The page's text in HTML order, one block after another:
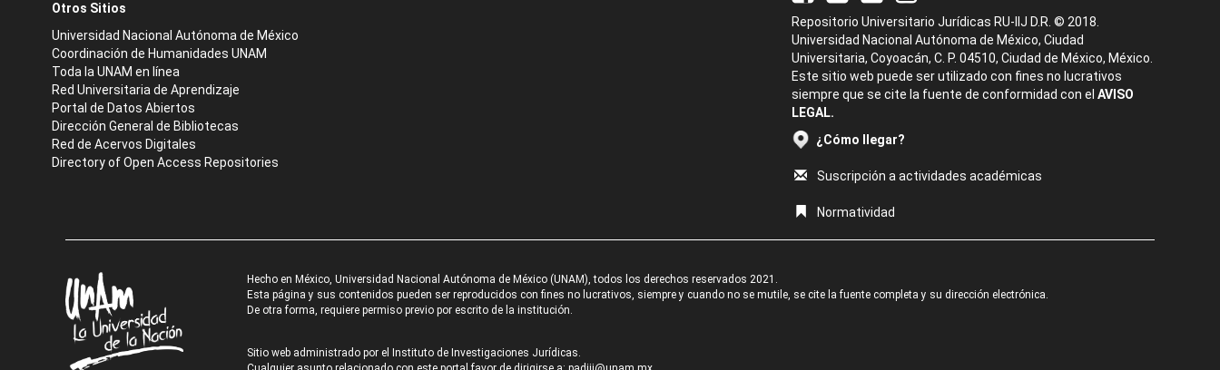
Otros Sitios
Universidad Nacional Autónoma de México
Coordinación de Humanidades UNAM
Toda la UNAM en línea
Red Universitaria de Aprendizaje
Portal de Datos Abiertos
Dirección General de Bibliotecas
Red de Acervos Digitales
Directory of Open Access Repositories
Repositorio Universitario Jurídicas RU-IIJ D.R. © 2018.
Universidad Nacional Autónoma de México, Ciudad
Universitaria, Coyoacán, C. P. 04510, Ciudad de México, México.
Este sitio web puede ser utilizado con fines no lucrativos
siempre que se cite la fuente de conformidad con el AVISO
LEGAL.
¿Cómo llegar?
Suscripción a actividades académicas
Normatividad
Hecho en México, Universidad Nacional Autónoma de México (UNAM), todos los derechos reservados 2021.
Esta página y sus contenidos pueden ser reproducidos con fines no lucrativos, siempre y cuando no se mutile, se cite la fuente completa y su dirección electrónica.
De otra forma, requiere permiso previo por escrito de la institución.
Sitio web administrado por el Instituto de Investigaciones Jurídicas.